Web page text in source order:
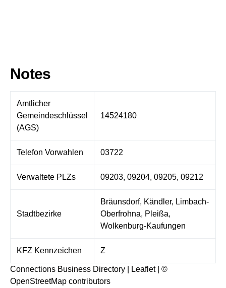
Notes
Amtlicher
Gemeindeschlüssel
(AGS)
14524180
Telefon Vorwahlen 03722
Verwaltete PLZs 09203, 09204, 09205, 09212
Stadtbezirke
Bräunsdorf, Kändler, Limbach-
Oberfrohna, Pleißa,
Wolkenburg-Kaufungen
KFZ Kennzeichen Z
Connections Business Directory Leaflet| ©
OpenStreetMap contributors